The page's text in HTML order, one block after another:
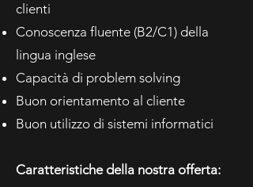
clienti
Conoscenza fluente (B2/C1) della
lingua inglese
Capacità di problem solving
Buon orientamento al cliente
Buon utilizzo di sistemi informatici
Caratteristiche della nostra offerta: